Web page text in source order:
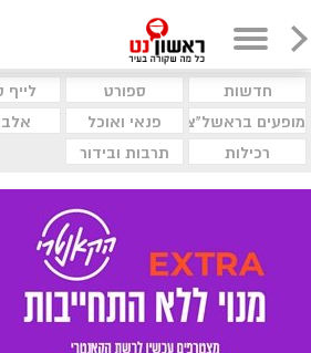
חדשות ספורט לייף
מופעים בראשל"צ
פנאי ואוכל
רכילות
תרבות ובידור